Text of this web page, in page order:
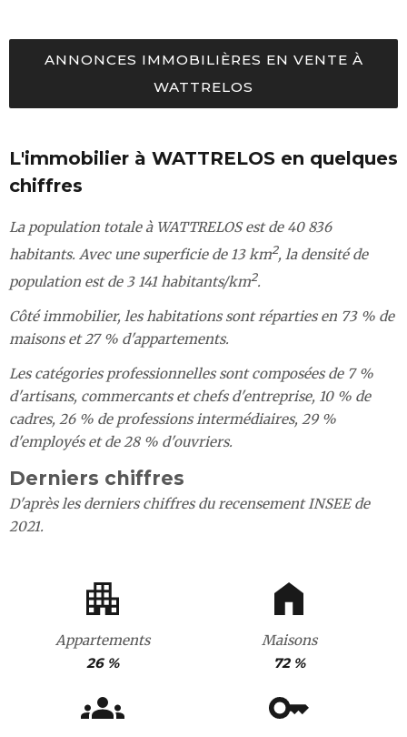
ANNONCES IMMOBILIÈRES EN VENTE À
WATTRELOS
L'immobilier à WATTRELOS en quelques
chiffres
La population totale à WATTRELOS est de 40 836
habitants. Avec une superficie de 13 km2, la densité de
population est de 3 141 habitants/km2.
Côté immobilier, les habitations sont réparties en 73 % de
maisons et 27 % d'appartements.
Les catégories professionnelles sont composées de 7 %
d'artisans, commercants et chefs d'entreprise, 10 % de
cadres, 26 % de professions intermédiaires, 29 %
d'employés et de 28 % d'ouvriers.
Derniers chiffres
D'après les derniers chiffres du recensement INSEE de
2021.
Appartements
26 %
Maisons
72 %